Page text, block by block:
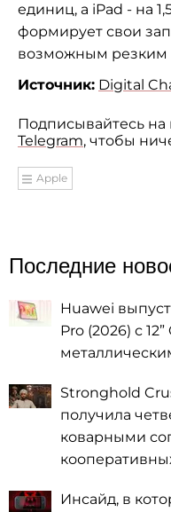
единиц, а iPad - на
формирует свои
возможным
Источник: Digital
Подписывайтесь на
Telegram, чтобы
Apple
Последние
Huawei
Pro (2026) с
Stronghold
получила
коварными
Инсайд, в